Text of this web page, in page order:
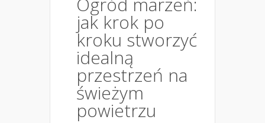
jak krok po
kroku stworzyć
idealną
przestrzeń na
świeżym
powietrzu